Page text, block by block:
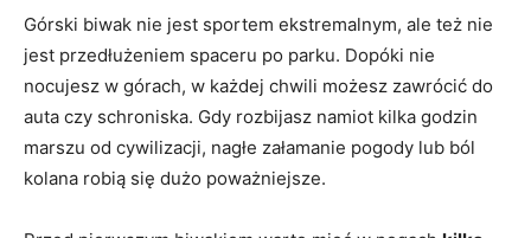
Górski biwak nie jest sportem ekstremalnym, ale też nie
jest przedłużeniem spaceru po parku. Dopóki nie
nocujesz w górach, w każdej chwili możesz zawrócić do
auta czy schroniska. Gdy rozbijasz namiot kilka godzin
marszu od cywilizacji, nagłe załamanie pogody lub ból
kolana robią się dużo poważniejsze.